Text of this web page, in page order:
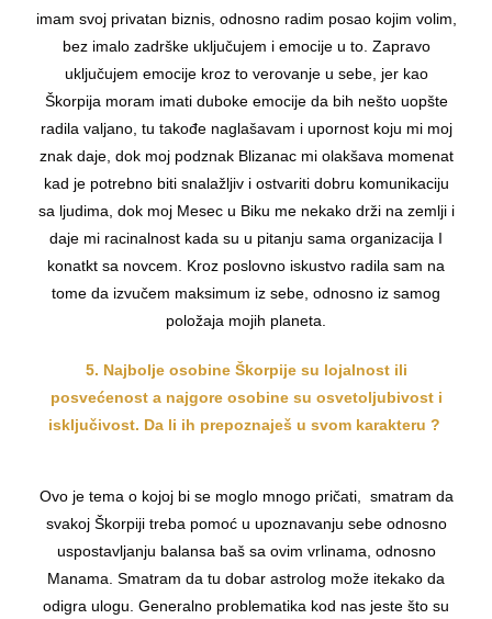
imam svoj privatan biznis, odnosno radim posao kojim volim,
bez imalo zadrške uključujem i emocije u to. Zapravo
uključujem emocije kroz to verovanje u sebe, jer kao
Škorpija moram imati duboke emocije da bih nešto uopšte
radila valjano, tu takođe naglašavam i upornost koju mi moj
znak daje, dok moj podznak Blizanac mi olakšava momenat
kad je potrebno biti snalažljiv i ostvariti dobru komunikaciju
sa ljudima, dok moj Mesec u Biku me nekako drži na zemlji i
daje mi racinalnost kada su u pitanju sama organizacija I
konatkt sa novcem. Kroz poslovno iskustvo radila sam na
tome da izvučem maksimum iz sebe, odnosno iz samog
položaja mojih planeta.
5. Najbolje osobine Škorpije su lojalnost ili
posvećenost a najgore osobine su osvetoljubivost i
isključivost. Da li ih prepoznaješ u svom karakteru ?
Ovo je tema o kojoj bi se moglo mnogo pričati, smatram da
svakoj Škorpiji treba pomoć u upoznavanju sebe odnosno
uspostavljanju balansa baš sa ovim vrlinama, odnosno
Manama. Smatram da tu dobar astrolog može itekako da
odigra ulogu. Generalno problematika kod nas jeste što su